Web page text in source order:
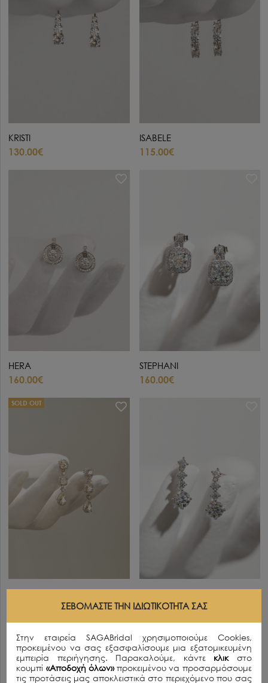
KRISTI
130.00€
ISABELE
115.00€
HERA
160.00€
STEPHANI
160.00€
SOLD OUT
290.00€
ΣΕΒΌΜΑΣΤΕ ΤΗΝ ΙΔΙΩΤΙΚΌΤΗΤΆ ΣΑΣ
Στην εταιρεία SAGABridal χρησιμοποιούμε Cookies,
προκειμένου να σας εξασφαλίσουμε μια εξατομικευμένη
εμπειρία περιήγησης. Παρακαλούμε, κάντε κλικ στο
κουμπί «Αποδοχή όλων»προκειμένου να προσαρμόσουμε
τις προτάσεις μας αποκλειστικά στο περιεχόμενο που σας